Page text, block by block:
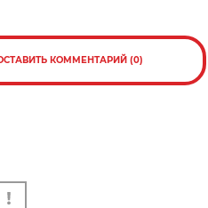
КОММЕНТАРИЙ (0)